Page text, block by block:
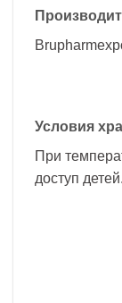
Условия
При
доступ